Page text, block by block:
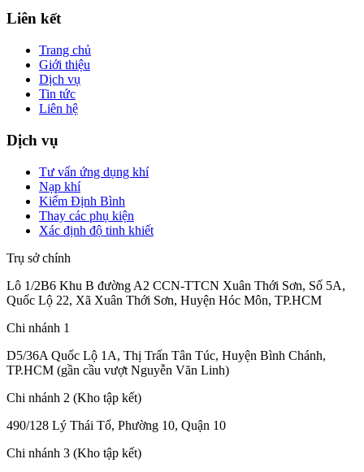
Liên kết
Trang chủ
Giới thiệu
Dịch vụ
Tin tức
Liên hệ
Dịch vụ
Tư vấn ứng dụng khí
Nạp khí
Kiểm Định Bình
Thay các phụ kiện
Xác định độ tinh khiết
Trụ sở chính
Lô 1/2B6 Khu B đường A2 CCN-TTCN Xuân Thới Sơn, Số 5A,
Quốc Lộ 22, Xã Xuân Thới Sơn, Huyện Hóc Môn, TP.HCM
Chi nhánh 1
D5/36A Quốc Lộ 1A, Thị Trấn Tân Túc, Huyện Bình Chánh,
TP.HCM (gần cầu vượt Nguyễn Văn Linh)
Chi nhánh 2 (Kho tập kết)
490/128 Lý Thái Tổ, Phường 10, Quận 10
Chi nhánh 3 (Kho tập kết)